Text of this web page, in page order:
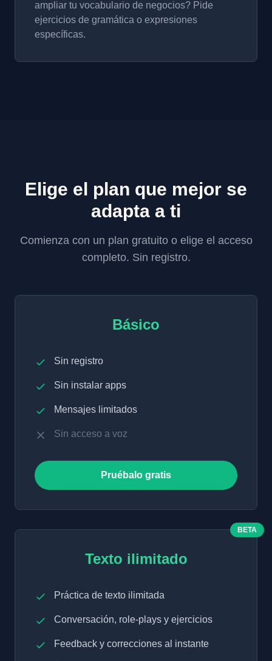
ampliar tu vocabulario de negocios? Pide
ejercicios de gramática o expresiones
específicas.
Elige el plan que mejor se
adapta a ti
Comienza con un plan gratuito o elige el acceso
completo. Sin registro.
Básico
Sin registro
Sin instalar apps
Mensajes limitados
Sin acceso a voz
Pruébalo gratis
BETA
Texto ilimitado
Práctica de texto ilimitada
Conversación, role-plays y ejercicios
Feedback y correcciones al instante